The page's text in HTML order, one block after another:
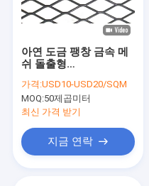
아연 도금 팽창 금속 메
쉬 돌출형
가격:USD10-USD20/SQM
MOQ:50제곱미터
최신 가격 받기
지금 연락